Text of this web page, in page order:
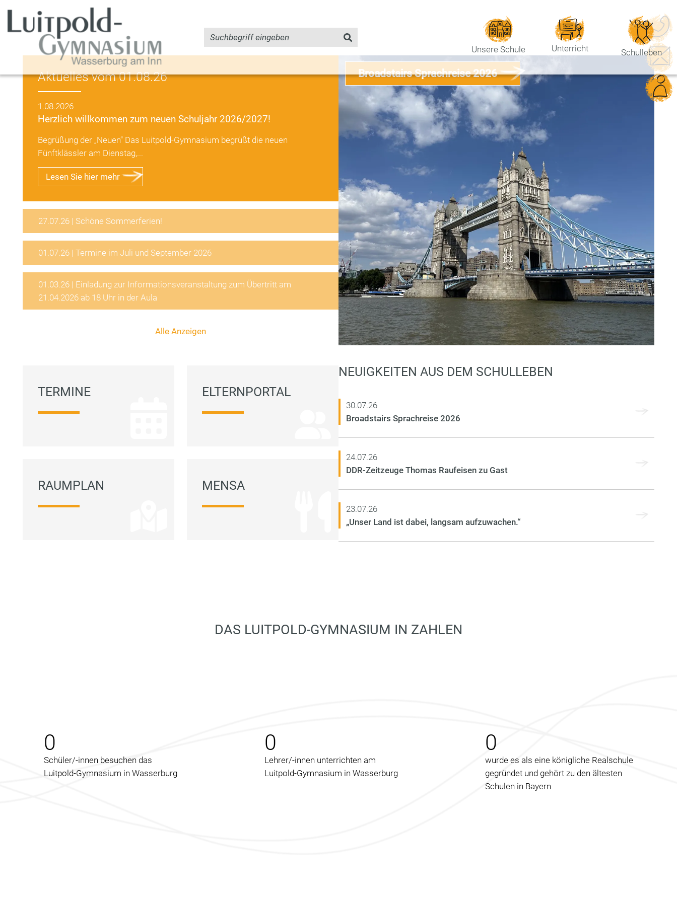
Unsere Schule Unterricht Schulleben
Aktuelles vom 01.08.26
1.08.2026
Herzlich willkommen zum neuen Schuljahr 2026/2027!
Begrüßung der „Neuen“ Das Luitpold-Gymnasium begrüßt die neuen
Fünftklässler am Dienstag,...
Lesen Sie hier mehr
27.07.26 | Schöne Sommerferien!
01.07.26 | Termine im Juli und September 2026
01.03.26 | Einladung zur Informationsveranstaltung zum Übertritt am
21.04.2026 ab 18 Uhr in der Aula
Alle Anzeigen
Broadstairs Sprachreise 2026
TERMINE ELTERNPORTAL
RAUMPLAN MENSA
NEUIGKEITEN AUS DEM SCHULLEBEN
30.07.26
Broadstairs Sprachreise 2026
24.07.26
DDR-Zeitzeuge Thomas Raufeisen zu Gast
23.07.26
„Unser Land ist dabei, langsam aufzuwachen.“
DAS LUITPOLD-GYMNASIUM IN ZAHLEN
0
Schüler/-innen besuchen das
Luitpold-Gymnasium in Wasserburg
0
Lehrer/-innen unterrichten am
Luitpold-Gymnasium in Wasserburg
0
wurde es als eine königliche Realschule
gegründet und gehört zu den ältesten
Schulen in Bayern